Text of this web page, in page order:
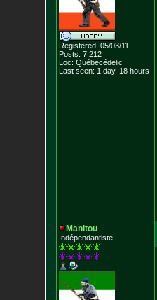
Registered: 05/03/11
Posts: 7,212
Loc: Québecédelic
Last seen: 1 day, 18 hours
Manitou
Indépendantiste